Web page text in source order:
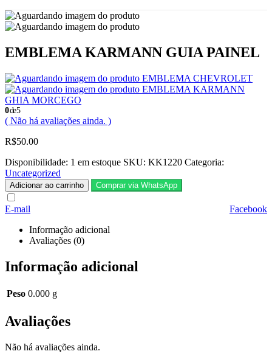
EMBLEMA KARMANN GUIA PAINEL
EMBLEMA CHEVROLET
EMBLEMA KARMANN
GHIA MORCEGO
0de 5
( Não há avaliações ainda. )
R$50.00
Disponibilidade: 1 em estoque SKU: KK1220 Categoria:
Uncategorized
Adicionar ao carrinho Comprar via WhatsApp
Facebook
E-mail
Informação adicional
Avaliações (0)
Informação adicional
Peso 0.000 g
Avaliações
Não há avaliações ainda.